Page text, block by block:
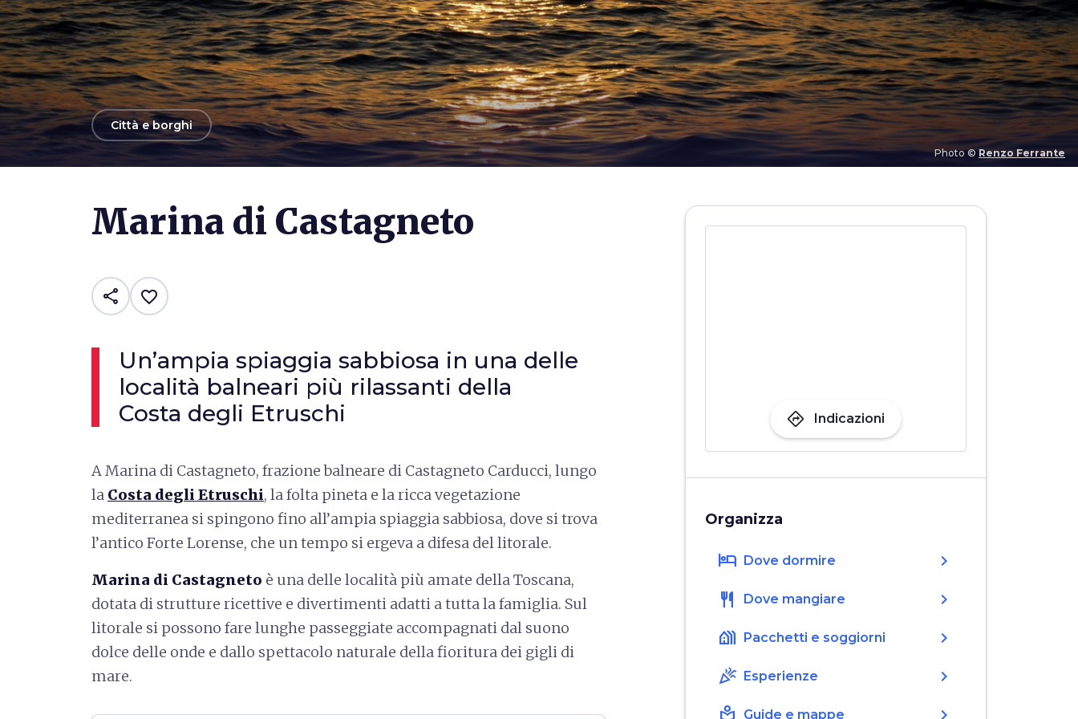
Photo © Renzo Ferrante
arrow_backCittà e borghi
Marina di Castagneto
share favorite_border
Un’ampia spiaggia sabbiosa in una delle
località balneari più rilassanti della
Costa degli Etruschi
A Marina di Castagneto, frazione balneare di Castagneto Carducci, lungo
la Costa degli Etruschi, la folta pineta e la ricca vegetazione
mediterranea si spingono fino all’ampia spiaggia sabbiosa, dove si trova
l’antico Forte Lorense, che un tempo si ergeva a difesa del litorale.
Marina di Castagneto è una delle località più amate della Toscana,
dotata di strutture ricettive e divertimenti adatti a tutta la famiglia. Sul
litorale si possono fare lunghe passeggiate accompagnati dal suono
dolce delle onde e dallo spettacolo naturale della fioritura dei gigli di
mare.
directions Indicazioni
Organizza
hotel Dove dormire chevron_right
restaurant Dove mangiare chevron_right
holiday_village Pacchetti e soggiorni chevron_right
celebration Esperienze chevron_right
Guide e mappe chevron_right